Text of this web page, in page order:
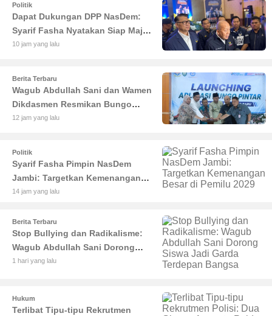
Politik
Dapat Dukungan DPP NasDem:
Syarif Fasha Nyatakan Siap Maju
di Pilgub Jambi
10 jam yang lalu
Berita Terbaru
Wagub Abdullah Sani dan Wamen
Dikdasmen Resmikan Bungo
Pintar: Dorong Digitalisasi
12 jam yang lalu
Politik
Syarif Fasha Pimpin NasDem
Jambi: Targetkan Kemenangan
Besar di Pemilu 2029
14 jam yang lalu
Berita Terbaru
Stop Bullying dan Radikalisme:
Wagub Abdullah Sani Dorong
Siswa Jadi Garda Terdepan
1 hari yang lalu
Hukum
Terlibat Tipu-tipu Rekrutmen